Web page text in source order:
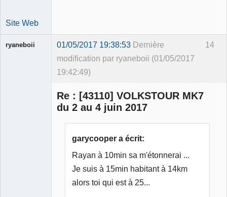
Site Web
14
ryaneboii 01/05/2017 19:38:53 Dernière
modification par ryaneboii (01/05/2017
19:42:49)
Re : [43110] VOLKSTOUR MK7
du 2 au 4 juin 2017
garycooper a écrit:
Rayan à 10min sa m'étonnerai ...
Je suis à 15min habitant à 14km
alors toi qui est à 25...